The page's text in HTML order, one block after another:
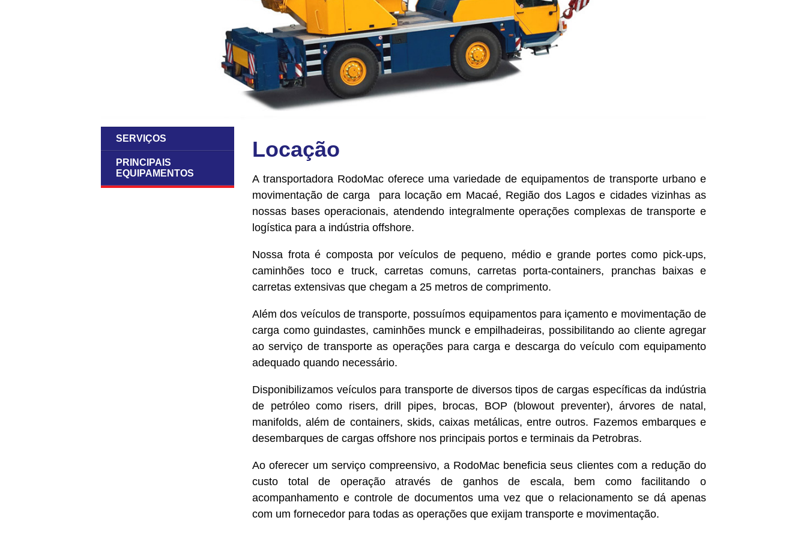
SERVIÇOS
PRINCIPAIS
EQUIPAMENTOS
Locação
A transportadora RodoMac oferece uma variedade de equipamentos de transporte urbano e
movimentação de carga para locação em Macaé, Região dos Lagos e cidades vizinhas as
nossas bases operacionais, atendendo integralmente operações complexas de transporte e
logística para a indústria offshore.
Nossa frota é composta por veículos de pequeno, médio e grande portes como pick-ups,
caminhões toco e truck, carretas comuns, carretas porta-containers, pranchas baixas e
carretas extensivas que chegam a 25 metros de comprimento.
Além dos veículos de transporte, possuímos equipamentos para içamento e movimentação de
carga como guindastes, caminhões munck e empilhadeiras, possibilitando ao cliente agregar
ao serviço de transporte as operações para carga e descarga do veículo com equipamento
adequado quando necessário.
Disponibilizamos veículos para transporte de diversos tipos de cargas específicas da indústria
de petróleo como risers, drill pipes, brocas, BOP (blowout preventer), árvores de natal,
manifolds, além de containers, skids, caixas metálicas, entre outros. Fazemos embarques e
desembarques de cargas offshore nos principais portos e terminais da Petrobras.
Ao oferecer um serviço compreensivo, a RodoMac beneficia seus clientes com a redução do
custo total de operação através de ganhos de escala, bem como facilitando o
acompanhamento e controle de documentos uma vez que o relacionamento se dá apenas
com um fornecedor para todas as operações que exijam transporte e movimentação.